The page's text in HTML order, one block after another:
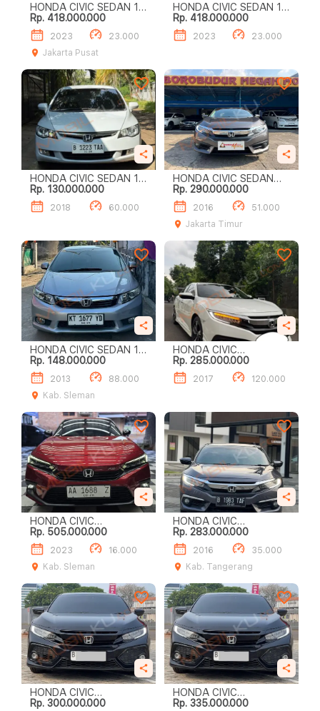
HONDA CIVIC SEDAN 1.5
SEDAN
Rp. 418.000.000
2023
23.000
Jakarta Pusat
HONDA CIVIC SEDAN 1.5
SEDAN
Rp. 418.000.000
2023 23.000
HONDA CIVIC SEDAN 1.8
I-VTEC
Rp. 130.000.000
2018 60.000
HONDA CIVIC SEDAN
1.5L TURBO SEDAN
Rp. 290.000.000
2016
51.000
Jakarta Timur
HONDA CIVIC SEDAN 1.8
I-VTEC
Rp. 148.000.000
2013
88.000
Kab. Sleman
HONDA CIVIC
HATCHBACK 1.5 TURBO
Rp. 285.000.000
2017 120.000
HONDA CIVIC
HATCHBACK RS
Rp. 505.000.000
2023
16.000
Kab. Sleman
HONDA CIVIC
HATCHBACK CIVIC ES
1.5 TURBO
Rp. 283.000.000
2016
35.000
Kab. Tangerang
HONDA CIVIC
HATCHBACK 1.5 E
Rp. 300.000.000
HONDA CIVIC
HATCHBACK TURBO 1.5
Rp. 335.000.000